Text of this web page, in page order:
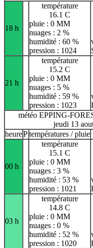
18 h
température
16.1 C
pluie : 0 MM
nuages : 2 %
humidité : 60 %
pression : 1024
21 h
température
15.2 C
pluie : 0 MM
nuages : 5 %
humidité : 59 %
pression : 1023
météo EPPING-
jeudi 13
heurePtempératures / pluie
00 h
température
15.1 C
pluie : 0 MM
nuages : 3 %
humidité : 53 %
pression : 1021
03 h
température
14.8 C
pluie : 0 MM
nuages : 0 %
humidité : 52 %
pression : 1020